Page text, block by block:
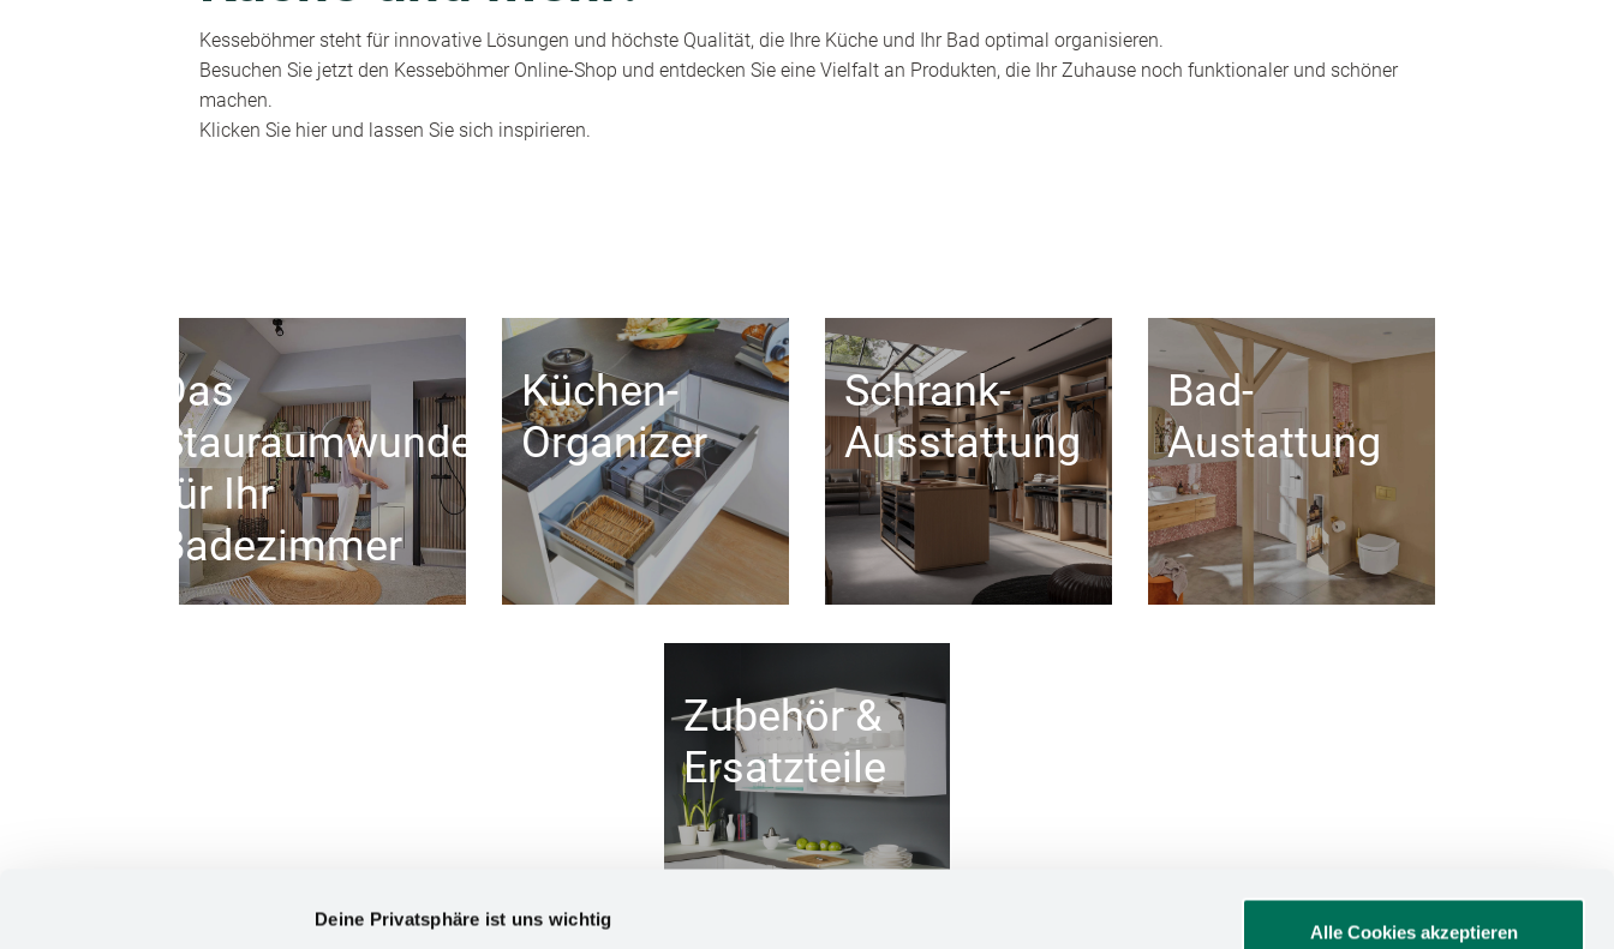
Deine Privatsphäre ist uns wichtig
Alle Cookies akzeptieren
Kesseböhmer steht für innovative Lösungen und höchste Qualität, die Ihre Küche und Ihr Bad optimal organisieren.
Besuchen Sie jetzt den Kesseböhmer Online-Shop und entdecken Sie eine Vielfalt an Produkten, die Ihr Zuhause noch funktionaler und schöner
machen.
Klicken Sie hier und lassen Sie sich inspirieren.
Das
Stauraumwunder
für Ihr
Badezimmer
Küchen-
Organizer
Schrank-
Ausstattung
Bad-
Austattung
Zubehör &
Ersatzteile